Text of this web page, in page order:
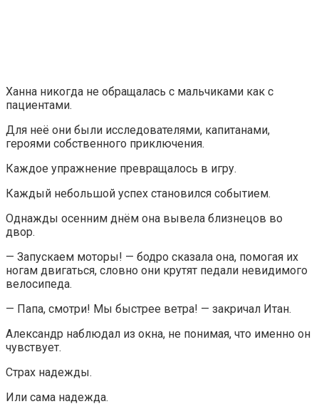
Ханна никогда не обращалась с мальчиками как с
пациентами.
Для неё они были исследователями, капитанами,
героями собственного приключения.
Каждое упражнение превращалось в игру.
Каждый небольшой успех становился событием.
Однажды осенним днём она вывела близнецов во
двор.
— Запускаем моторы! — бодро сказала она, помогая их
ногам двигаться, словно они крутят педали невидимого
велосипеда.
— Папа, смотри! Мы быстрее ветра! — закричал Итан.
Александр наблюдал из окна, не понимая, что именно он
чувствует.
Страх надежды.
Или сама надежда.